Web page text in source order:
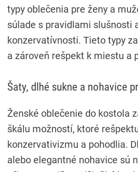
typy oblečenia pre ženy a
súlade s pravidlami slušnosti
konzervatívnosti. Tieto typy
a zároveň rešpekt k miestu a
Šaty, dlhé sukne a nohavice
Ženské oblečenie do kostola
škálu možností, ktoré
konzervativizmu a pohodlia.
alebo elegantné nohavice sú